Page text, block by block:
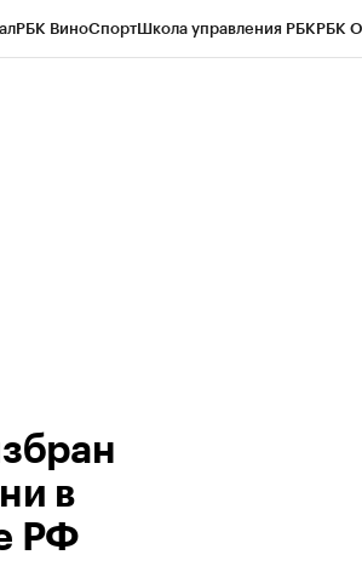
РБК ВиноСпортШкола управления РБКРБК
в
РФ